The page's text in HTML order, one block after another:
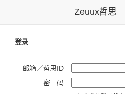
Zeuux哲思
登录
邮箱／哲思ID
密 码